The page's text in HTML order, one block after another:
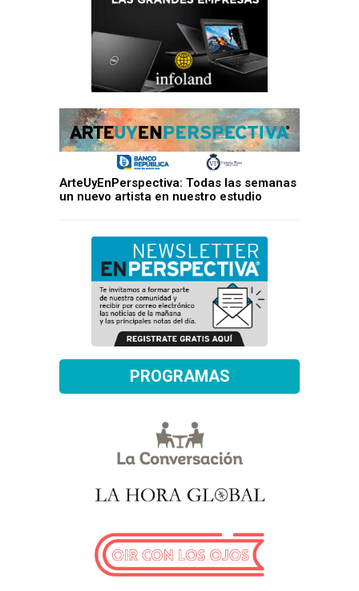
ArteUyEnPerspectiva: Todas las semanas
un nuevo artista en nuestro estudio
PROGRAMAS